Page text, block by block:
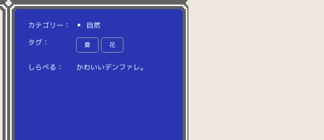
カテゴリー：
自然
タグ：
夏 花
しらべる： かわいいデンフ ァ レ。